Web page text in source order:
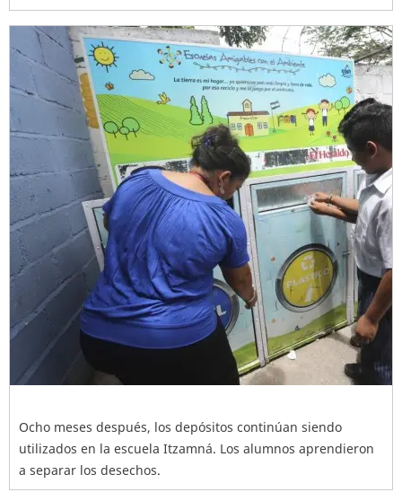
Ocho meses después, los depósitos continúan siendo
utilizados en la escuela Itzamná. Los alumnos aprendieron
a separar los desechos.